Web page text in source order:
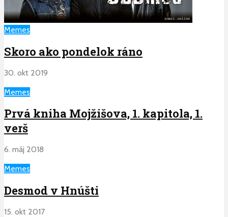
Memes
Skoro ako pondelok ráno
30. okt 2019
Memes
Prvá kniha Mojžišova, 1. kapitola, 1.
verš
6. máj 2018
Memes
Desmod v Hnúšti
15. okt 2017